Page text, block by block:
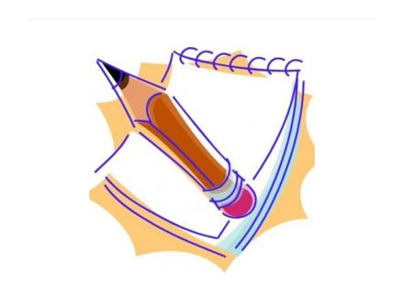
de
diligencia
debida
reforma
ómnibus.